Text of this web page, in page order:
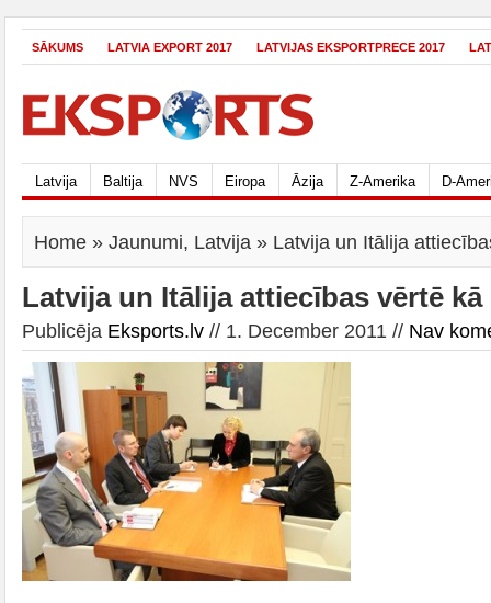
SĀKUMS LATVIA EXPORT 2017 LATVIJAS EKSPORTPRECE 2017
Latvija Baltija NVS Eiropa Āzija Z-Amerika D-
Home » Jaunumi, Latvija » Latvija un Itālija
Latvija un Itālija attiecības vērtē
Publicēja Eksports.lv // 1. December 2011 // Nav